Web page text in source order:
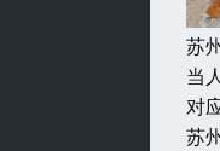
苏
当
对
苏